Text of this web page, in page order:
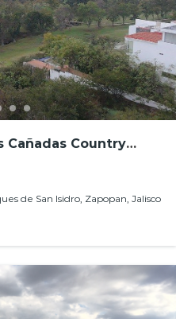
Cañadas Country
de San Isidro, Zapopan, Jalisco